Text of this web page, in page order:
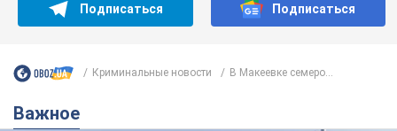
Подписаться Подписаться
Криминальные новости В Макеевке семеро...
Важное